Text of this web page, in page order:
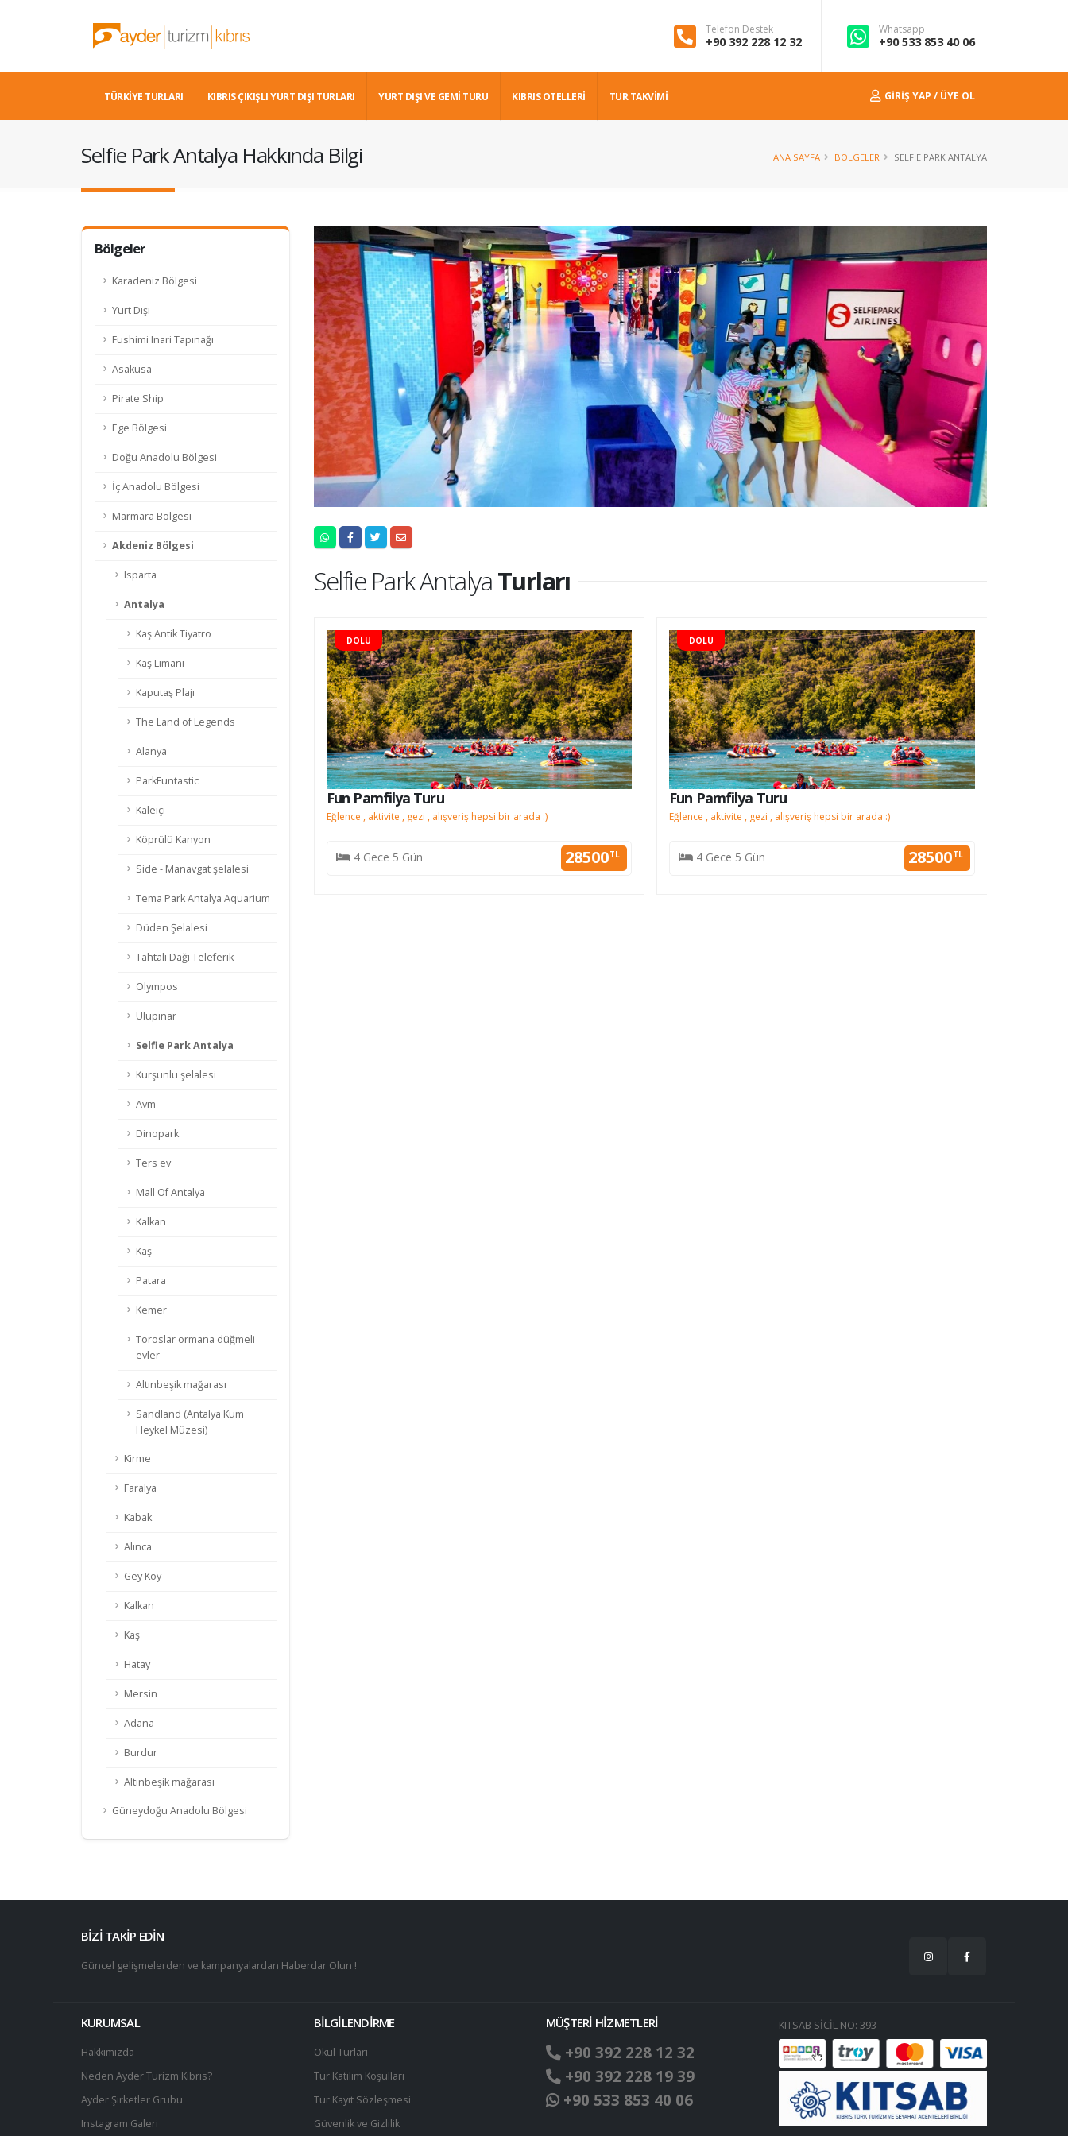
Telefon Destek
+90 392 228 12 32
Whatsapp
+90 533 853 40 06
TÜRKİYE TURLARI KIBRIS ÇIKIŞLI YURT DIŞI TURLARI YURT DIŞI VE GEMI TURU KIBRIS OTELLERİ TUR TAKVİMİ GIRIŞ YAP / ÜYE OL
Selfie Park Antalya Hakkında Bilgi ANA SAYFA BÖLGELER SELFIE PARK ANTALYA
Bölgeler
Karadeniz Bölgesi
Yurt Dışı
Fushimi Inari Tapınağı
Asakusa
Pirate Ship
Ege Bölgesi
Doğu Anadolu Bölgesi
İç Anadolu Bölgesi
Marmara Bölgesi
Akdeniz Bölgesi
Isparta
Antalya
Kaş Antik Tiyatro
Kaş Limanı
Kaputaş Plajı
The Land of Legends
Alanya
ParkFuntastic
Kaleiçi
Köprülü Kanyon
Side - Manavgat şelalesi
Tema Park Antalya Aquarium
Düden Şelalesi
Tahtalı Dağı Teleferik
Olympos
Ulupınar
Selfie Park Antalya
Kurşunlu şelalesi
Avm
Dinopark
Ters ev
Mall Of Antalya
Kalkan
Kaş
Patara
Kemer
Toroslar ormana düğmeli
evler
Altınbeşik mağarası
Sandland (Antalya Kum
Heykel Müzesi)
Kirme
Faralya
Kabak
Alınca
Gey Köy
Kalkan
Kaş
Hatay
Mersin
Adana
Burdur
Altınbeşik mağarası
Güneydoğu Anadolu Bölgesi
Selfie Park AntalyaTurları
, aktivite , gezi , alışveriş hepsi bir arada :)
DOLU
Fun Pamfilya Turu
Eğlence , aktivite , gezi , alışveriş hepsi bir arada :)
4 Gece 5 Gün 28500TL
DOLU
Fun Pamfilya Turu
Eğlence , aktivite , gezi , alışveriş hepsi bir arada :)
4 Gece 5 Gün 28500TL
BİZİ TAKİP EDİN
Güncel gelişmelerden ve kampanyalardan Haberdar Olun !
KURUMSAL
Hakkımızda
Neden Ayder Turizm Kıbrıs?
Ayder Şirketler Grubu
Instagram Galeri
BİLGİLENDİRME
Okul Turları
Tur Katılım Koşulları
Tur Kayıt Sözleşmesi
Güvenlik ve Gizlilik
MÜŞTERİ HİZMETLERİ
+90 392 228 12 32
+90 392 228 19 39
+90 533 853 40 06
KITSAB SİCİL NO: 393